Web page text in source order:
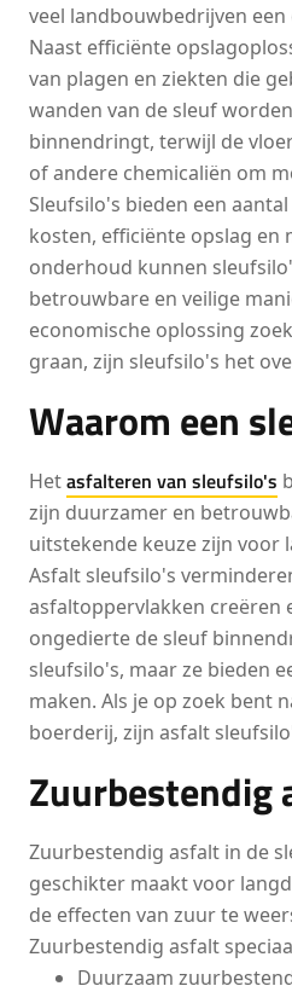
veel landbouwbedrijven
Naast efficiënte
van plagen en ziekten die
wanden van de sleuf
binnendringt, terwijl de
of andere chemicaliën om
Sleufsilo's bieden een
kosten, efficiënte opslag
onderhoud kunnen
betrouwbare en veilige
economische oplossing
graan, zijn sleufsilo's het
Waarom een
Hetasfalteren van sleufsilo's
zijn duurzamer en
uitstekende keuze zijn voor
Asfalt sleufsilo's
asfaltoppervlakken
ongedierte de sleuf
sleufsilo's, maar ze bieden
maken. Als je op zoek bent
boerderij, zijn asfalt
Zuurbestendig
Zuurbestendig asfalt in de
geschikter maakt voor
de effecten van zuur te
Zuurbestendig asfalt
Duurzaam